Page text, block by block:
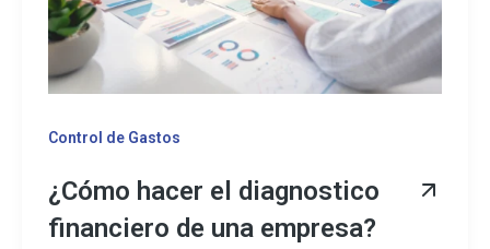
Control de Gastos
¿Cómo hacer el diagnostico
financiero de una empresa?